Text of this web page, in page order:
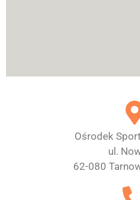
Ośrodek
ul.
62-080